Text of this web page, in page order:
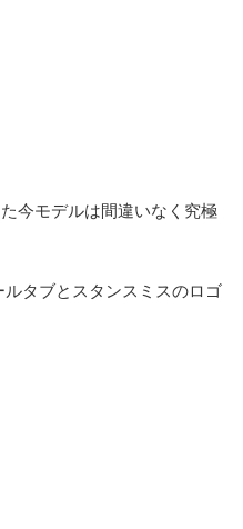
今モデルは間違いなく究極
タブとスタンスミスのロゴ